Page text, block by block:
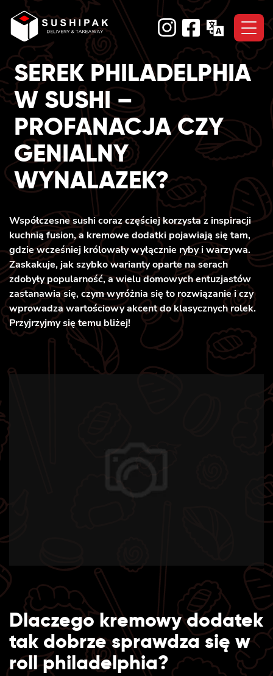
content
SEREK PHILADELPHIA
W SUSHI –
PROFANACJA CZY
GENIALNY
WYNALAZEK?
Współczesne sushi coraz częściej korzysta z inspiracji
kuchnią fusion, a kremowe dodatki pojawiają się tam,
gdzie wcześniej królowały wyłącznie ryby i warzywa.
Zaskakuje, jak szybko warianty oparte na serach
zdobyły popularność, a wielu domowych entuzjastów
zastanawia się, czym wyróżnia się to rozwiązanie i czy
wprowadza wartościowy akcent do klasycznych rolek.
Przyjrzyjmy się temu bliżej!
Dlaczego kremowy dodatek
tak dobrze sprawdza się w
roll philadelphia?